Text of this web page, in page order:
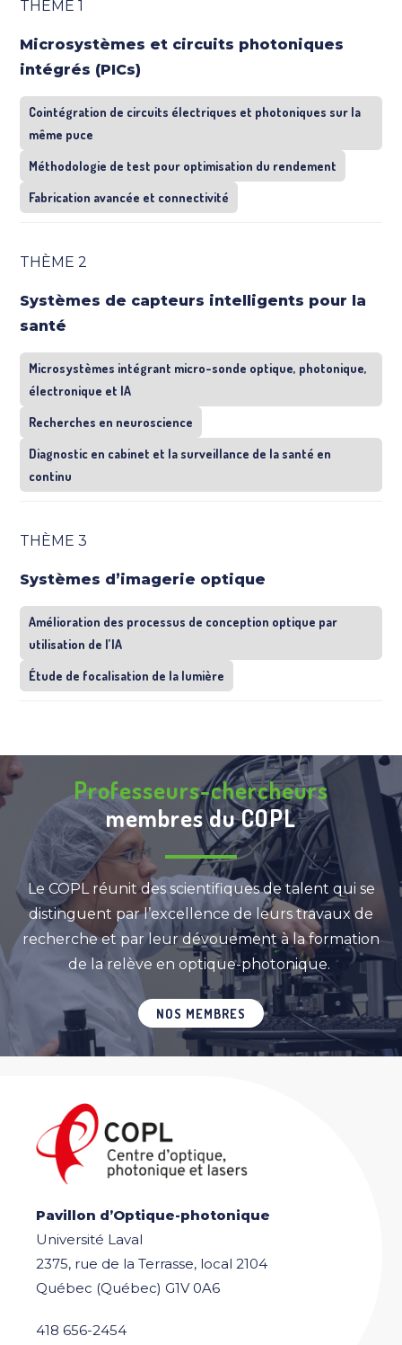
THÈME 1
Microsystèmes et circuits photoniques
intégrés (PICs)
Cointégration de circuits électriques et photoniques sur la
même puce
Méthodologie de test pour optimisation du rendement
Fabrication avancée et connectivité
THÈME 2
Systèmes de capteurs intelligents pour la
santé
Microsystèmes intégrant micro-sonde optique, photonique,
électronique et IA
Recherches en neuroscience
Diagnostic en cabinet et la surveillance de la santé en
continu
THÈME 3
Systèmes d’imagerie optique
Amélioration des processus de conception optique par
utilisation de l’IA
Étude de focalisation de la lumière
Professeurs-chercheurs
membres du COPL
Le COPL réunit des scientifiques de talent qui se
distinguent par l’excellence de leurs travaux de
recherche et par leur dévouement à la formation
de la relève en optique-photonique.
NOS MEMBRES
Pavillon d’Optique-photonique
Université Laval
2375, rue de la Terrasse, local 2104
Québec (Québec) G1V 0A6
418 656-2454